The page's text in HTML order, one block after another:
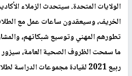
الولايات المتحدة. سيتحدث الزملاء
الخريف، وسيعقدون ساعات عمل مع
تطورهم المهني وتوسيع شبكاتهم،
ما سمحت الظروف الصحية العامة، سيزور
ربيع 2021 لقيادة مجموعات